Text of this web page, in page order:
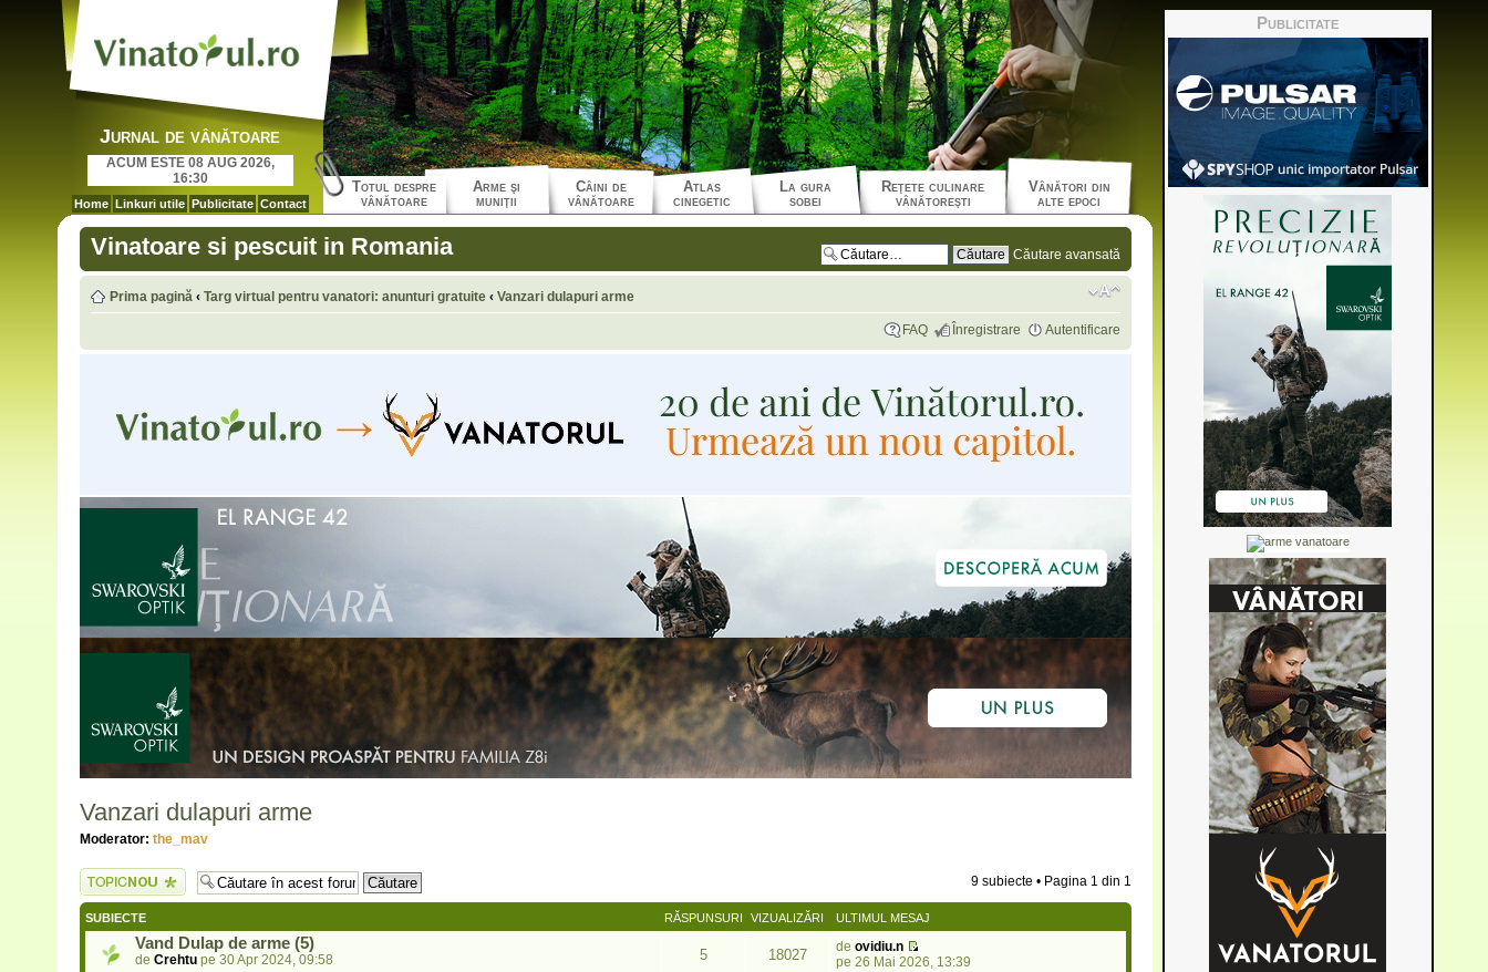
Jurnal de vânătoare
ACUM ESTE 08 AUG 2026,
16:30
Home Linkuri utile Publicitate Contact
Totul despre
vânătoare
Arme şi
muniţii
Câini de
vânătoare
Atlas
cinegetic
La gura
sobei
Reţete culinare
vânătoreşti
Vânători din
alte epoci
Vinatoare si pescuit in Romania Căutare avansată
Prima pagină ‹ Targ virtual pentru vanatori: anunturi gratuite ‹ Vanzari dulapuri arme
FAQ Înregistrare Autentificare
Vanzari dulapuri arme
Moderator: the_mav
Scrie un subiect
nou
9 subiecte • Pagina 1 din 1
SUBIECTE RĂSPUNSURI VIZUALIZĂRI ULTIMUL MESAJ
Vand Dulap de arme (5)
de Crehtupe 30 Apr 2024, 09:58 5 18027 de ovidiu.n
pe 26 Mai 2026, 13:39
Publicitate